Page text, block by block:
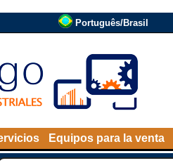
Português/Brasil
Equipos para la venta